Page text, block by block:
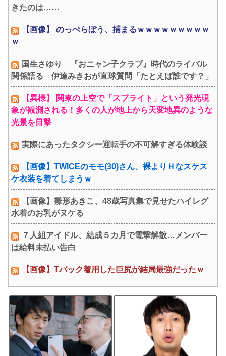
きたのは……
【画像】 のっぺらぼう、捕まるｗｗｗｗｗｗｗｗｗ
ｗ
国生さゆり 『おニャン子クラブ』時代のライバル
関係語る 伊達みきおが直球質問「たとえば誰です？」
【異様】 関東の上空で「スプライト」という発光現
象が観測される！多くの人が地上から天変地異のような
光景を目撃
実際にあったタクシー運転手の不可解すぎる体験談
【画像】TWICEのモモ(30)さん、裸よりＨなスケス
ケ衣装を着てしまうｗ
【画像】雛形あきこ、48歳写真集で見せたハイレグ
水着のお乳がヌケる
７人組アイドル、結成５カ月で電撃解散…メンバー
は給料未払い告白
【画像】Tバック着用した巨尻が結局最強だったｗ